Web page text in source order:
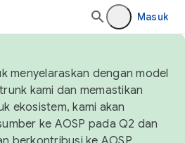
Masuk
menyelaraskan dengan model
kami dan memastikan
ekosistem, kami akan
ke AOSP pada Q2 dan